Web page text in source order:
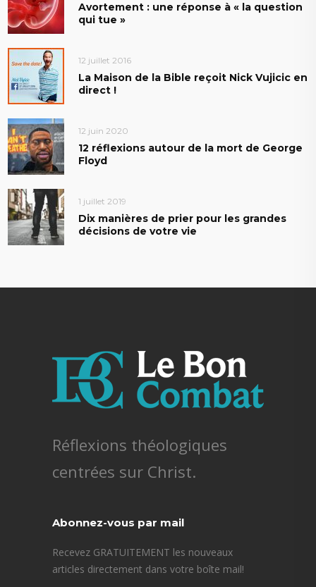
Avortement : une réponse à « la question
qui tue »
12 juillet 2016
La Maison de la Bible reçoit Nick Vujicic en
direct !
12 juin 2020
12 réflexions autour de la mort de George
Floyd
1 juillet 2019
Dix manières de prier pour les grandes
décisions de votre vie
Réflexions théologiques
centrées sur Christ.
Abonnez-vous par mail
Recevez GRATUITEMENT les nouveaux
articles directement dans votre boîte mail!